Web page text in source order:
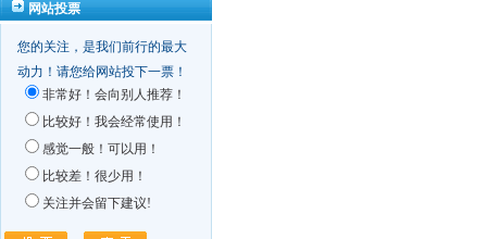
网站投票
您的关注，是我们前行的最大
动力！请您给网站投下一票！
非常好！会向别人推荐！
比较好！我会经常使用！
感觉一般！可以用！
比较差！很少用！
关注并会留下建议!